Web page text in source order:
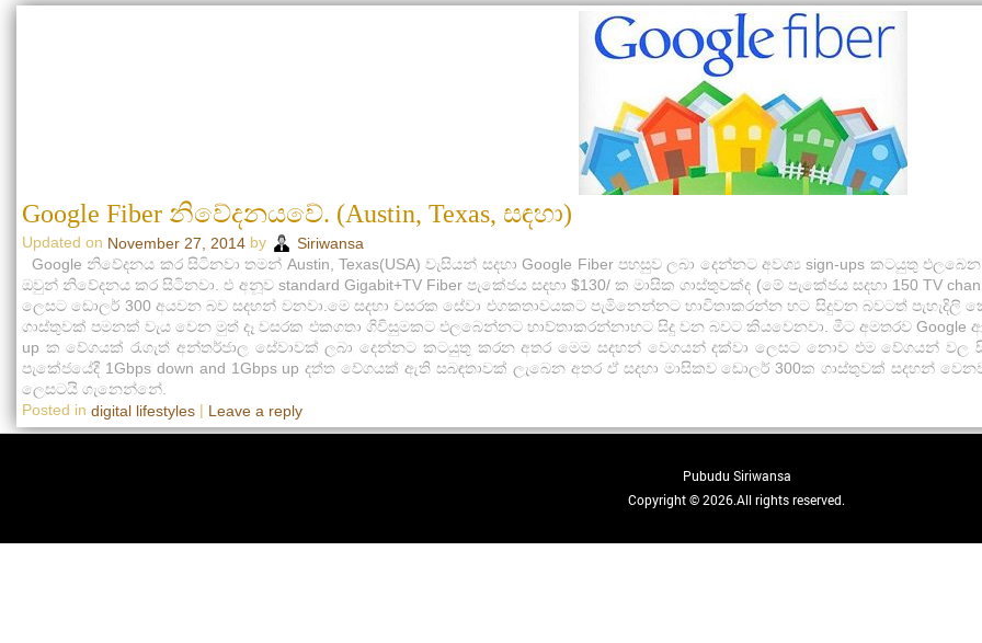
Google Fiber නිවේදනයවේ. (Austin, Texas, සඳහා)
Updated on November 27, 2014 by
Siriwansa
Google නිවේදනය කර සිටිනවා තමන් Austin, Texas(USA) වැසියන් සදහා Google Fiber පහසුව ලබා දෙන්නට අවශ්‍ය sign-ups කටයුතු
ඔවුන් නිවේදනය කර සිටිනවා. එ අනූව standard Gigabit+TV Fiber පැකේජය සදහා $130/ ක මාසික ගාස්තුවක්ද (මේ පැකේජය සදහා 150 TV
ලෙසට ඩොලර් 300 අයවන බව සදහන් වනවා.මෙ සදහා වසරක සේවා එගකතාවයකට පැමිනෙන්නට භාවිතාකරන්න හට සිදුවන බවටත් පැහැදිලි
ගාස්තුවක් පමනක් වැය වෙන මුත් දෑ වසරක එකගතා ගිවිසුමකට එලබෙන්නට භාව්තාකරන්නාහට සිදු වන බවට කියවෙනවා. මීට අමතරව Google
up ක වේගයක් ‍රැගැත් අන්තර්ජාල සේවාවක් ලබා දෙන්නට කටයුතු කරන අතර මෙම සදහන් වෙගයන් දක්වා ලෙසට නොව එම වේගයන් වල
පැකේජයේදී 1Gbps down and 1Gbps up දත්ත වේගයක් ඇති සබඳතාවක් ලැබෙන අතර ඒ සදහා මාසිකව ඩොලර් 300ක ගාස්තුවක් සදහන්
ලෙසටයි ගැනෙන්නේ.
Posted in digital lifestyles | Leave a reply
Copyright © 2026.All rights reserved.
Pubudu Siriwansa